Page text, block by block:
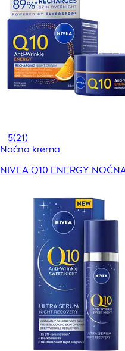
5(21)
Noćna krema
NIVEA Q10 ENERGY